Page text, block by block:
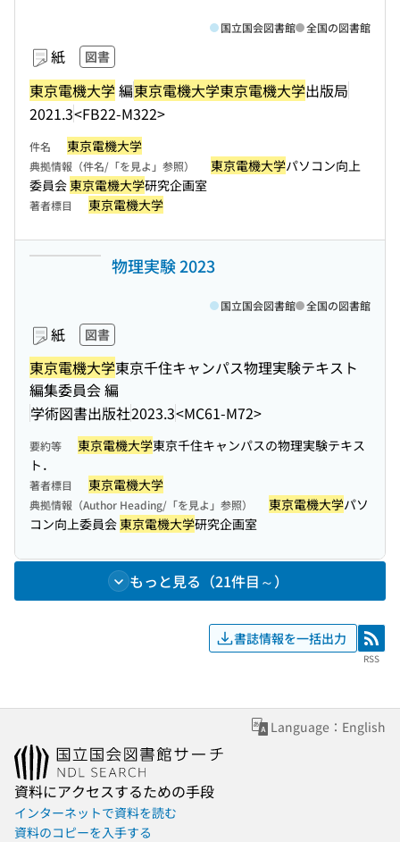
紙 図書
東京電機大学 編東京電機大学東京電機大学出版局
2021.3<FB22-M322>
国立国会図書館 全国の図書館
件名 東京電機大学
典拠情報（件名/「を見よ」参照） 東京電機大学パソコン向上
委員会 東京電機大学研究企画室
著者標目 東京電機大学
物理実験 2023
紙 図書
東京電機大学東京千住キャンパス物理実験テキスト
編集委員会 編
学術図書出版社2023.3<MC61-M72>
国立国会図書館 全国の図書館
要約等 東京電機大学東京千住キャンパスの物理実験テキス
ト．
著者標目 東京電機大学
典拠情報（Author Heading/「を見よ」参照） 東京電機大学パソ
コン向上委員会 東京電機大学研究企画室
もっと見る（21件目～）
書誌情報を一括出力 RSS
RSS
Language：English
資料にアクセスするための手段
インターネットで資料を読む
資料のコピーを入手する